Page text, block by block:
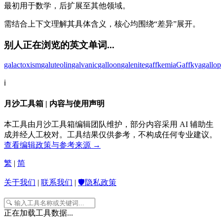
最初用于数学，后扩展至其他领域。
需结合上下文理解其具体含义，核心均围绕“差异”展开。
别人正在浏览的英文单词...
galactoxismgaluteolingalvanicgalloongalenitegaffkemiaGaffkya
ℹ️
月沙工具箱 | 内容与使用声明
本工具由月沙工具箱编辑团队维护，部分内容采用 AI 辅助生
成并经人工校对。工具结果仅供参考，不构成任何专业建议。
查看编辑政策与参考来源 →
繁 | 简
关于我们 | 联系我们 | 🛡️隐私政策
正在加载工具数据...